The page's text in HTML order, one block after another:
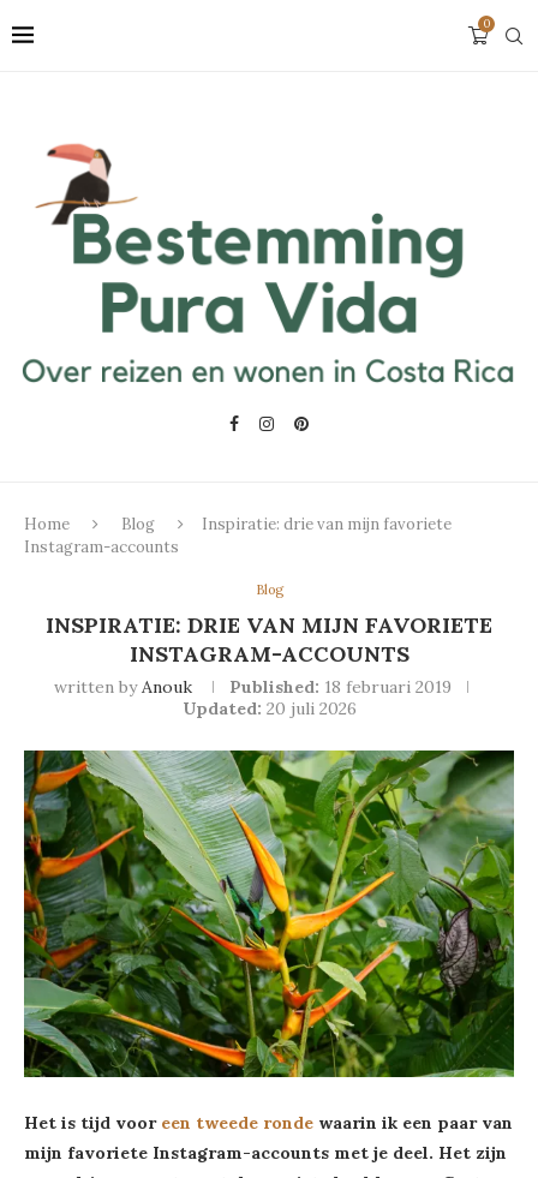
0
Home Blog
Inspiratie: drie van mijn favoriete
Instagram-accounts
Blog
INSPIRATIE: DRIE VAN MIJN FAVORIETE
INSTAGRAM-ACCOUNTS
written byAnouk Published: 18 februari 2019
Updated: 20 juli 2026
Het is tijd voor een tweede ronde waarin ik een paar van
mijn favoriete Instagram-accounts met je deel. Het zijn